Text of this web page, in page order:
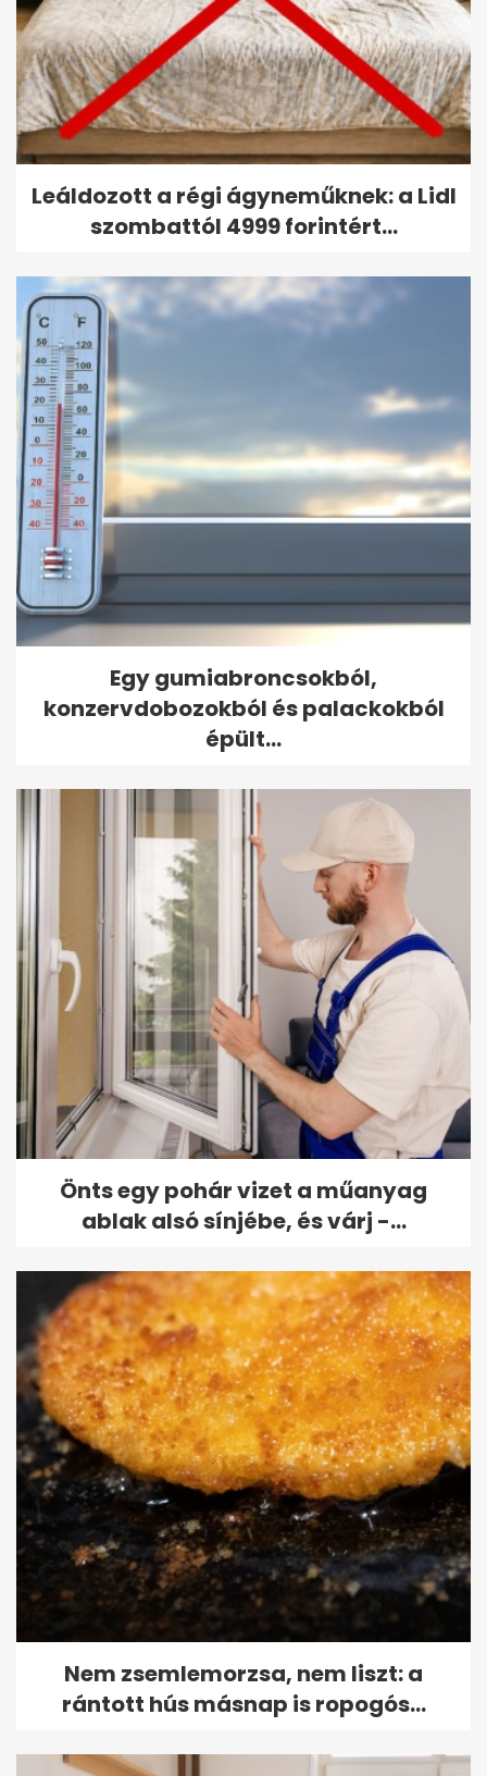
Leáldozott a régi ágyneműknek: a Lidl
szombattól 4999 forintért...
Egy gumiabroncsokból,
konzervdobozokból és palackokból
épült...
Önts egy pohár vizet a műanyag
ablak alsó sínjébe, és várj -...
Nem zsemlemorzsa, nem liszt: a
rántott hús másnap is ropogós...